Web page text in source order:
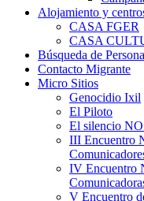
Alojamiento y
CASA FGER
CASA
Búsqueda de
Contacto Migrante
Micro Sitios
Genocidio Ixil
El Piloto
El silencio
III Encuentro
IV Encuentro
V Encuentro